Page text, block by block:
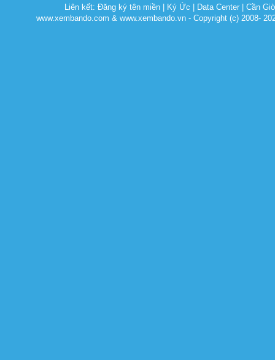
Liên kết:Đăng ký tên miền Ký Ức Data Center |Cần
www.xembando.com & www.xembando.vn - Copyright (c) 2008-